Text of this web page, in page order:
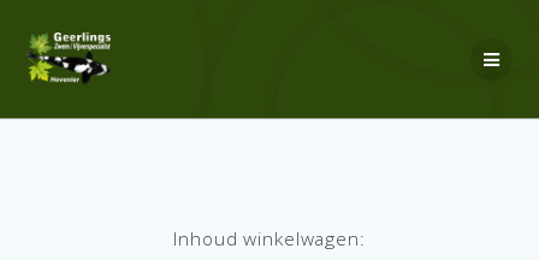
Inhoud winkelwagen: